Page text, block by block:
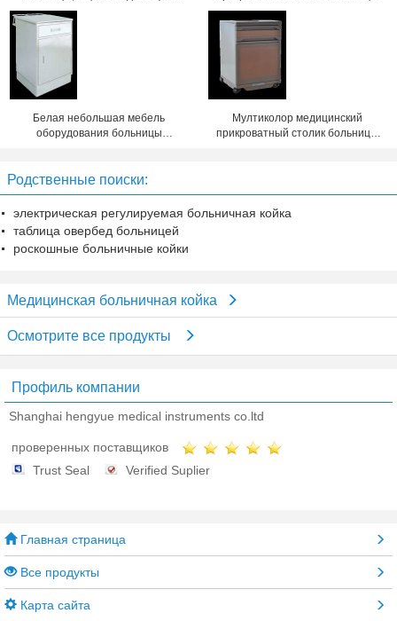
475кс470кс755мм кровати
с запирать ящик
500кс450кс760мм
Белая небольшая мебель
оборудования больницы
Мултиколор медицинский
прикроватный столик больницы
Родственные поиски:
электрическая регулируемая больничная койка
таблица овербед больницей
роскошные больничные койки
Медицинская больничная койка
Осмотрите все продукты
Профиль компании
Shanghai hengyue medical instruments co.ltd
проверенных поставщиков
Trust Seal
Verified Suplier
Главная страница
Все продукты
Карта сайта